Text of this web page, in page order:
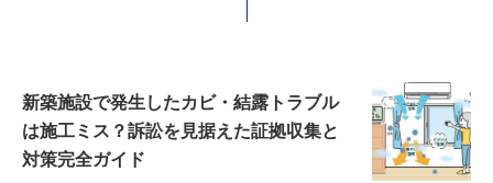
新築施設で発生したカビ・結露トラブル
は施工ミス？訴訟を見据えた証拠収集と
対策完全ガイド